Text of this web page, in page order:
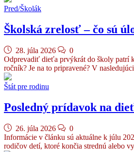
Pred/Školák
Školská zrelosť – čo sú
28. júla 2026
0
Odprevadiť dieťa prvýkrát do školy patrí
ročník? Je na to pripravené? V
Štát pre rodinu
Posledný prídavok na
26. júla 2026
0
Informácie v článku sú aktuálne k júlu
rodičov detí, ktoré končia strednú alebo